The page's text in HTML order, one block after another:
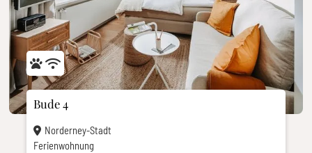
Bude 4
Norderney-Stadt
Ferienwohnung